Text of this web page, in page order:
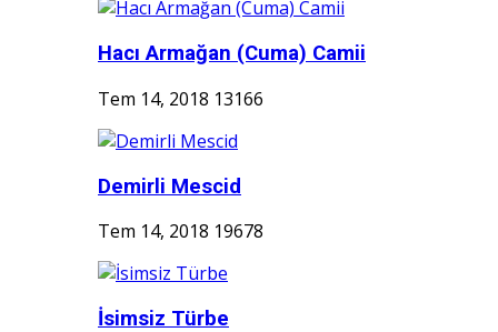
Hacı Armağan (Cuma) Camii
Tem 14, 2018 13166
Demirli Mescid
Tem 14, 2018 19678
İsimsiz Türbe